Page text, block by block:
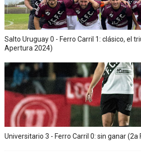
Salto Uruguay 0 - Ferro Carril 1: clásico, el
Apertura 2024)
Universitario 3 - Ferro Carril 0: sin ganar